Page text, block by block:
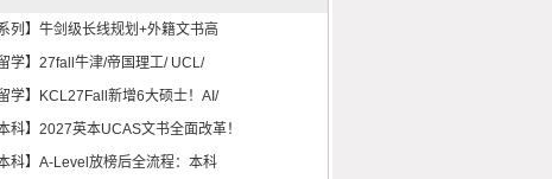
系列】牛剑级长线规划+外籍文书高
留学】27fall牛津/帝国理工/ UCL/
留学】KCL27Fall新增6大硕士！AI/
科】2027英本UCAS文书全面改革！
本科】A-Level放榜后全流程：本科